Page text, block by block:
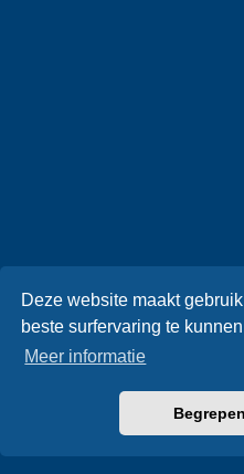
Deze website maakt
beste surfervaring te
Meer informatie